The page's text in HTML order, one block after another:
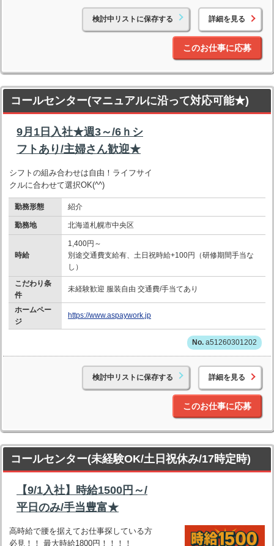
検討中リストに保存する 詳細を見る
このお仕事に応募
コールセンター(マニュアルに沿って対応可能★)
9月1日入社★週3～/6ｈシ
フトあり/主婦さん歓迎★
シフトの組み合わせは自由！ライフサイ
クルに合わせて選択OK(^^)
勤務形態 紹介
勤務地 北海道札幌市中央区
時給
1,400円～
別途交通費支給有、土日祝時給+100円（研修期間手当な
し）
こだわり条
件
未経験歓迎 服装自由 交通費/手当てあり
ホームペー
ジ
https://www.aspaywork.jp
a51260301202
検討中リストに保存する 詳細を見る
このお仕事に応募
コールセンター(未経験OK/土日祝休み/17時定時)
【9/1入社】時給1500円～/
平日のみ/手当豊富★
高時給で腰を据えてお仕事探している方
必見！！ 最大時給1800円！！！！